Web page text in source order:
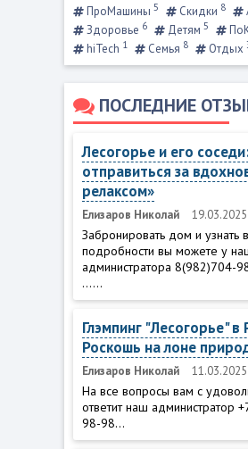
ПроМашины 5 Скидки 8
Здоровье 6 Детям 5
hiTech 1 Семья 8 Отдых
ПОСЛЕДНИЕ
Лесогорье и его
отправиться за
релаксом»
Елизаров Николай
Забронировать дом и узнать
подробности вы можете у
администратора 8(982)704-
......
Глэмпинг "Лесогорье" в
Роскошь на лоне
Елизаров Николай
На все вопросы вам с
ответит наш администратор
98-98...